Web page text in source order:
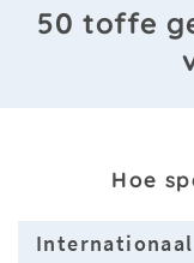
50 toffe
Hoe